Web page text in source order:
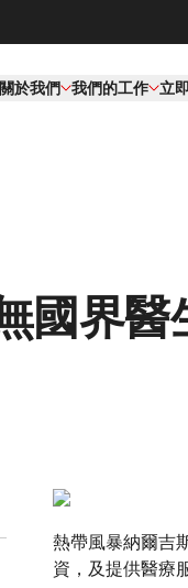
關於我們 我們的工作​ 立
國界醫
熱帶風暴納爾吉
資，及提供醫療